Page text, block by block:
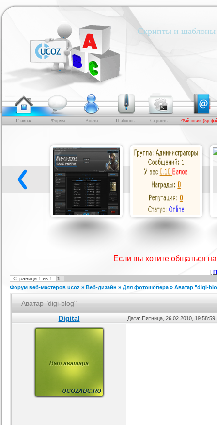
Скрипты и шаблоны
Главная Форум Войти Шаблоны Скрипты Файловик (5р
Если вы хотите общаться
[
Страница 1 из 1
1
Форум веб-мастеров ucoz » Веб-дизайн » Для фотошопера » Аватар "digi-
Аватар "digi-blog"
Digital
Дата: Пятница, 26.02.2010,